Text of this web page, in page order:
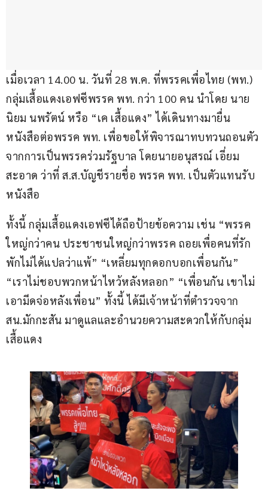
เมื่อเวลา 14.00 น. วันที่ 28 พ.ค. ที่พรรคเพื่อไทย (พท.)
กลุ่มเสื้อแดงเอฟซีพรรค พท. กว่า 100 คน นำโดย นาย
นิยม นพรัตน์ หรือ “เค เสื้อแดง” ได้เดินทางมายื่น
หนังสือต่อพรรค พท. เพื่อขอให้พิจารณาทบทวนถอนตัว
จากการเป็นพรรคร่วมรัฐบาล โดยนายอนุสรณ์ เอี่ยม
สะอาด ว่าที่ ส.ส.บัญชีรายชื่อ พรรค พท. เป็นตัวแทนรับ
หนังสือ
ทั้งนี้ กลุ่มเสื้อแดงเอฟซีได้ถือป้ายข้อความ เช่น “พรรค
ใหญ่กว่าคน ประชาชนใหญ่กว่าพรรค ถอยเพื่อคนที่รัก
พักไม่ได้แปลว่าแพ้” “เหลี่ยมทุกดอกบอกเพื่อนกัน”
“เราไม่ชอบพวกหน้าไหว้หลังหลอก” “เพื่อนกัน เขาไม่
เอามีดจ่อหลังเพื่อน” ทั้งนี้ ได้มีเจ้าหน้าที่ตำรวจจาก
สน.มักกะสัน มาดูแลและอำนวยความสะดวกให้กับกลุ่ม
เสื้อแดง